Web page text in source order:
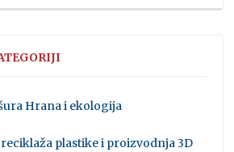
Hrana i ekologija
reciklaža plastike i proizvodnja 3D